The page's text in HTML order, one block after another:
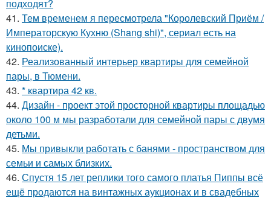
подходят?
41. Тем временем я пересмотрела "Королевский Приём /
Императорскую Кухню (Shang shi)", сериал есть на
кинопоиске).
42. Реализованный интерьер квартиры для семейной
пары, в Тюмени.
43. * квартира 42 кв.
44. Дизайн - проект этой просторной квартиры площадью
около 100 м мы разработали для семейной пары с двумя
детьми.
45. Мы привыкли работать с банями - пространством для
семьи и самых близких.
46. Спустя 15 лет реплики того самого платья Пиппы всё
ещё продаются на винтажных аукционах и в свадебных